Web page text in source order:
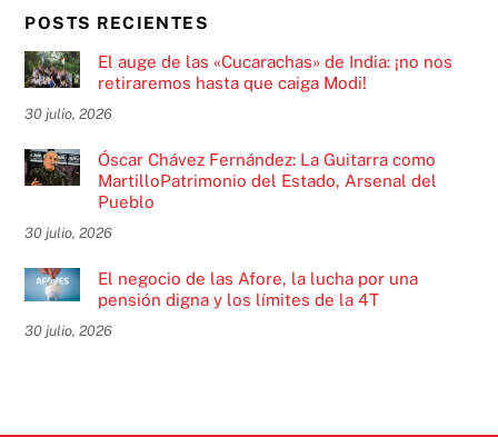
POSTS RECIENTES
El auge de las «Cucarachas» de India: ¡no nos
retiraremos hasta que caiga Modi!
30 julio, 2026
Óscar Chávez Fernández: La Guitarra como
MartilloPatrimonio del Estado, Arsenal del
Pueblo
30 julio, 2026
El negocio de las Afore, la lucha por una
pensión digna y los límites de la 4T
30 julio, 2026